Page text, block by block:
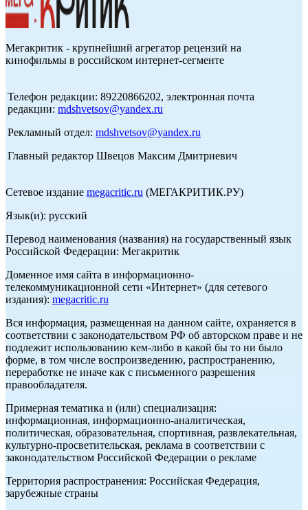
Мегакритик - крупнейший агрегатор рецензий на
кинофильмы в российском интернет-сегменте
Телефон редакции: 89220866202, электронная почта
редакции: mdshvetsov@yandex.ru
Рекламный отдел: mdshvetsov@yandex.ru
Главный редактор Швецов Максим Дмитриевич
Сетевое издание megacritic.ru (МЕГАКРИТИК.РУ)
Язык(и): русский
Перевод наименования (названия) на государственный язык
Российской Федерации: Мегакритик
Доменное имя сайта в информационно-
телекоммуникационной сети «Интернет» (для сетевого
издания): megacritic.ru
Вся информация, размещенная на данном сайте, охраняется в
соответствии с законодательством РФ об авторском праве и не
подлежит использованию кем-либо в какой бы то ни было
форме, в том числе воспроизведению, распространению,
переработке не иначе как с письменного разрешения
правообладателя.
Примерная тематика и (или) специализация:
информационная, информационно-аналитическая,
политическая, образовательная, спортивная, развлекательная,
культурно-просветительская, реклама в соответствии с
законодательством Российской Федерации о рекламе
Территория распространения: Российская Федерация,
зарубежные страны